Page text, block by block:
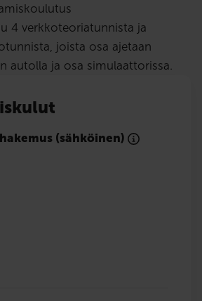
4 verkkoteoriatunnista ja
joista osa ajetaan
autolla ja osa simulaattorissa.
(sähköinen)